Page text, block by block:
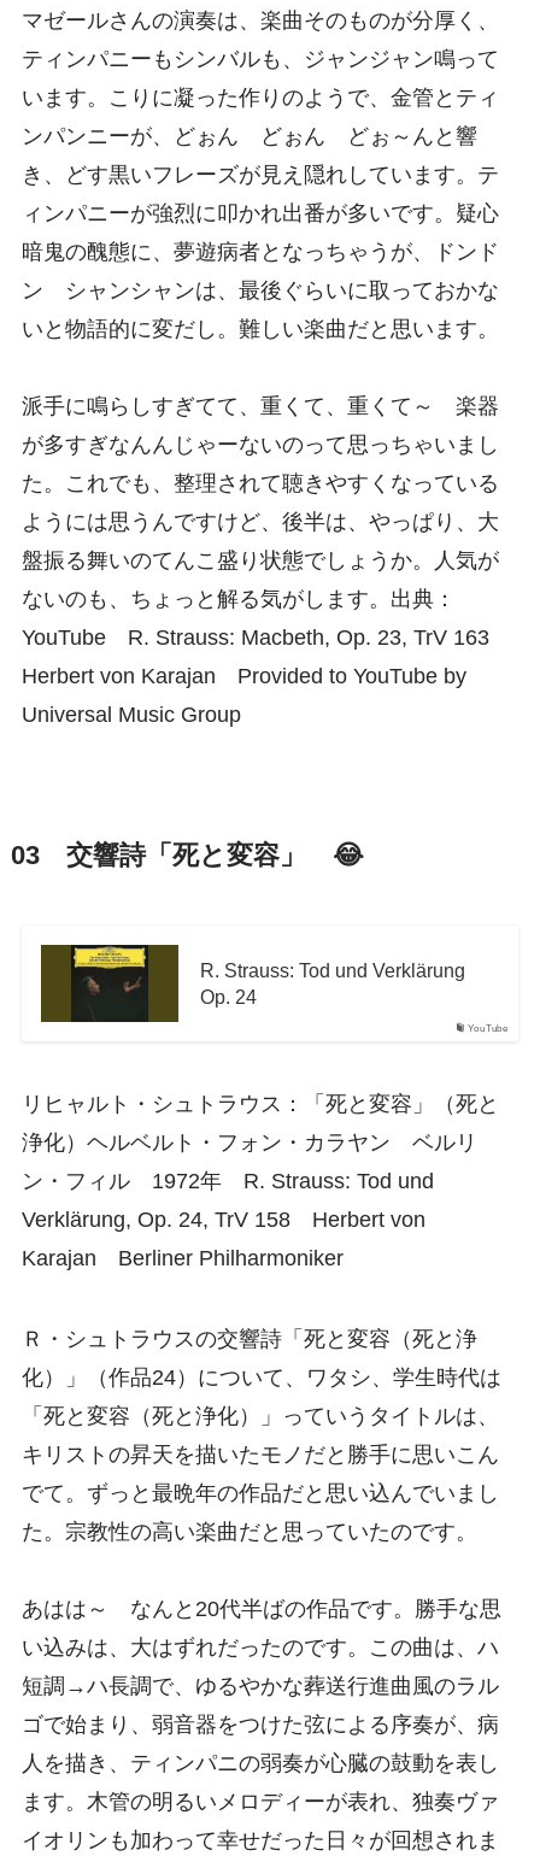
マゼールさんの演奏は、楽曲そのものが分厚く、
ティンパニーもシンバルも、ジャンジャン鳴って
います。こりに凝った作りのようで、金管とティ
ンパンニーが、どぉん どぉん どぉ～んと響
き、どす黒いフレーズが見え隠れしています。テ
ィンパニーが強烈に叩かれ出番が多いです。疑心
暗鬼の醜態に、夢遊病者となっちゃうが、ドンド
ン シャンシャンは、最後ぐらいに取っておかな
いと物語的に変だし。難しい楽曲だと思います。
派手に鳴らしすぎてて、重くて、重くて～ 楽器
が多すぎなんんじゃーないのって思っちゃいまし
た。これでも、整理されて聴きやすくなっている
ようには思うんですけど、後半は、やっぱり、大
盤振る舞いのてんこ盛り状態でしょうか。人気が
ないのも、ちょっと解る気がします。出典：
YouTube R. Strauss: Macbeth, Op. 23, TrV 163
Herbert von Karajan Provided to YouTube by
Universal Music Group
03 交響詩「死と変容」 😂
YouTube
R. Strauss: Tod und Verklärung
Op. 24
リヒャルト・シュトラウス：「死と変容」（死と
浄化）ヘルベルト・フォン・カラヤン ベルリ
ン・フィル 1972年 R. Strauss: Tod und
Verklärung, Op. 24, TrV 158 Herbert von
Karajan Berliner Philharmoniker
Ｒ・シュトラウスの交響詩「死と変容（死と浄
化）」（作品24）について、ワタシ、学生時代は
「死と変容（死と浄化）」っていうタイトルは、
キリストの昇天を描いたモノだと勝手に思いこん
でて。ずっと最晩年の作品だと思い込んでいまし
た。宗教性の高い楽曲だと思っていたのです。
あはは～ なんと20代半ばの作品です。勝手な思
い込みは、大はずれだったのです。この曲は、ハ
短調→ハ長調で、ゆるやかな葬送行進曲風のラル
ゴで始まり、弱音器をつけた弦による序奏が、病
人を描き、ティンパニの弱奏が心臓の鼓動を表し
ます。木管の明るいメロディーが表れ、独奏ヴァ
イオリンも加わって幸せだった日々が回想されま